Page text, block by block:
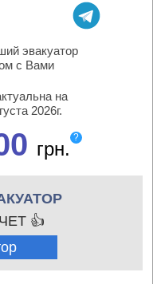
эвакуатор
с Вами
на
2026г.
грн.
?
👍